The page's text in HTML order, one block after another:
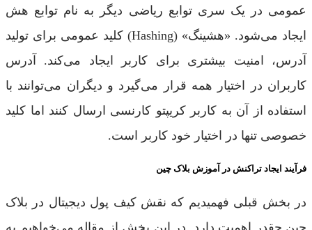
عمومی در یک سری توابع ریاضی دیگر به نام توابع هش
ایجاد می‌شود. «هشینگ» (Hashing) کلید عمومی برای تولید
آدرس، امنیت بیشتری برای کاربر ایجاد می‌کند. آدرس
کاربران در اختیار همه قرار می‌گیرد و دیگران می‌توانند با
استفاده از آن به کاربر کریپتو کارنسی ارسال کنند اما کلید
خصوصی تنها در اختیار خود کاربر است.
فرآیند ایجاد تراکنش در آموزش بلاک چین
در بخش قبلی فهمیدیم که نقش کیف پول دیجیتال در بلاک
چین چقدر اهمیت دارد. در این بخش از مقاله می‌خواهیم به